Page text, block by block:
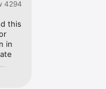
conditions
4294
this
in